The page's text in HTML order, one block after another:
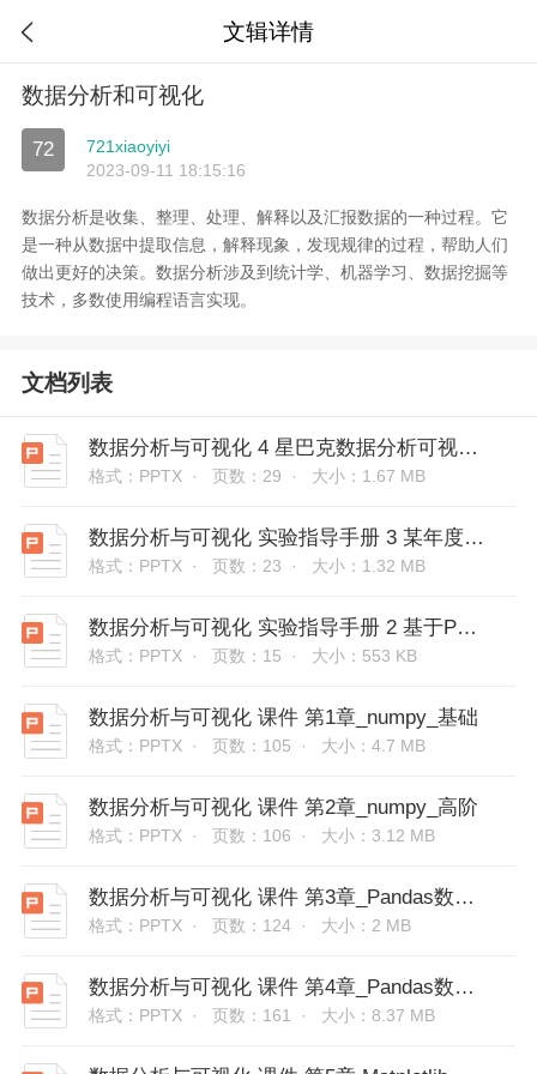
 文辑详情
数据分析和可视化
72
721xiaoyiyi
2023-09-11 18:15:16
数据分析是收集、整理、处理、解释以及汇报数据的一种过程。它
是一种从数据中提取信息，解释现象，发现规律的过程，帮助人们
做出更好的决策。数据分析涉及到统计学、机器学习、数据挖掘等
技术，多数使用编程语言实现。
文档列表
数据分析与可视化 4 星巴克数据分析可视化_实验说明
格式：PPTX · 页数：29 · 大小：1.67 MB
数据分析与可视化 实验指导手册 3 某年度太平洋台风季数据可视化_实验说明
格式：PPTX · 页数：23 · 大小：1.32 MB
数据分析与可视化 实验指导手册 2 基于Pandas的车辆数据分析
格式：PPTX · 页数：15 · 大小：553 KB
数据分析与可视化 课件 第1章_numpy_基础
格式：PPTX · 页数：105 · 大小：4.7 MB
数据分析与可视化 课件 第2章_numpy_高阶
格式：PPTX · 页数：106 · 大小：3.12 MB
数据分析与可视化 课件 第3章_Pandas数据分析初步
格式：PPTX · 页数：124 · 大小：2 MB
数据分析与可视化 课件 第4章_Pandas数据分析进阶
格式：PPTX · 页数：161 · 大小：8.37 MB